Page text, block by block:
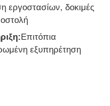
δοκιμές
Επιτόπια
εξυπηρέτηση